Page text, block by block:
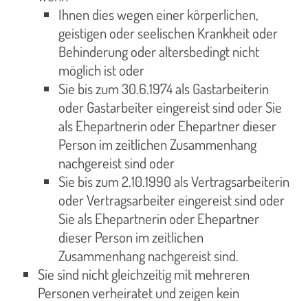
Ihnen dies wegen einer körperlichen,
geistigen oder seelischen Krankheit oder
Behinderung oder altersbedingt nicht
möglich ist oder
Sie bis zum 30.6.1974 als Gastarbeiterin
oder Gastarbeiter eingereist sind oder Sie
als Ehepartnerin oder Ehepartner dieser
Person im zeitlichen Zusammenhang
nachgereist sind oder
Sie bis zum 2.10.1990 als Vertragsarbeiterin
oder Vertragsarbeiter eingereist sind oder
Sie als Ehepartnerin oder Ehepartner
dieser Person im zeitlichen
Zusammenhang nachgereist sind.
Sie sind nicht gleichzeitig mit mehreren
Personen verheiratet und zeigen kein